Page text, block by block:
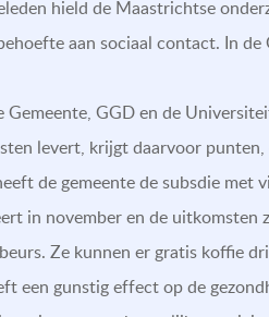
hield de Maastrichtse
aan sociaal contact. In
Gemeente, GGD en de
levert, krijgt daarvoor punten,
de gemeente de subsdie met
in november en de uitkomsten
Ze kunnen er gratis koffie
een gunstig effect op de